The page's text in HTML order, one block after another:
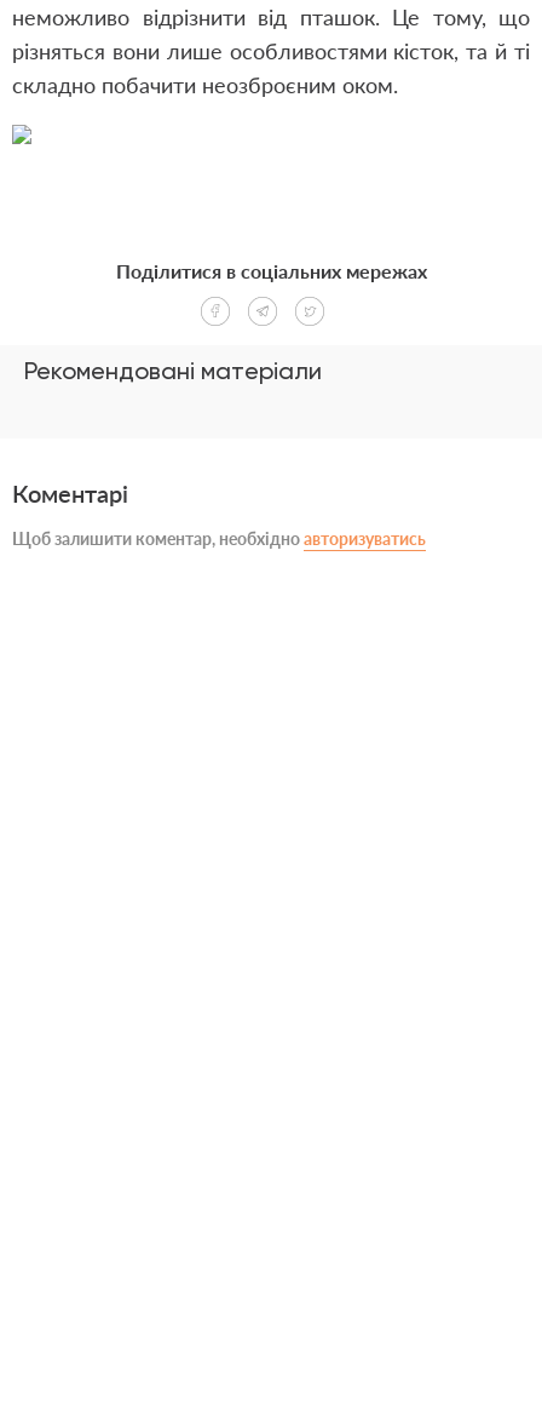
неможливо відрізнити від пташок. Це тому, що
різняться вони лише особливостями кісток, та й ті
складно побачити неозброєним оком.
Рекомендовані матеріали
Поділитися в соціальних мережах
Коментарі
Щоб залишити коментар, необхідноавторизуватись